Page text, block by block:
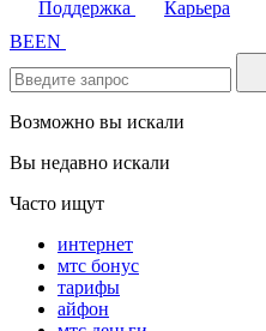
Поддержка
Карьера
BEEN
Возможно вы искали
Вы недавно искали
Часто ищут
интернет
мтс бонус
тарифы
айфон